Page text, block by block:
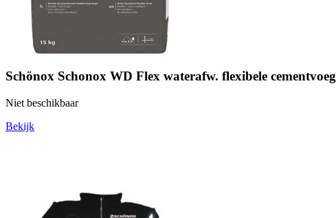
Schönox Schonox WD Flex waterafw. flexibele
Niet beschikbaar
Bekijk